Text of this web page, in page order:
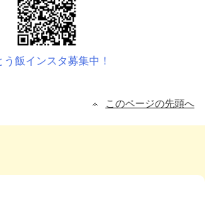
う飯インスタ募集中！
このページの先頭へ